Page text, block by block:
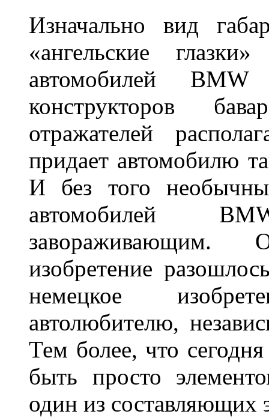
Изначально вид
«ангельские
автомобилей
конструкторов
отражателей
придает автомобилю
И без того
автомобилей
завораживающим.
изобретение
немецкое
автолюбителю,
Тем более, что сегодня
быть просто
один из